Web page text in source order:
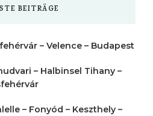
BEITRÄGE
– Velence – Budapest
– Halbinsel Tihany –
– Fonyód – Keszthely –